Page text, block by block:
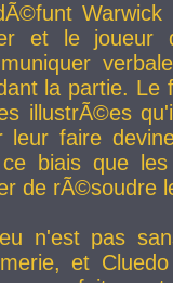
Warwick
et le joueur
la partie. Le
illustrÃ©es
leur faire
biais que
de rÃ©soudre
n'est pas
et